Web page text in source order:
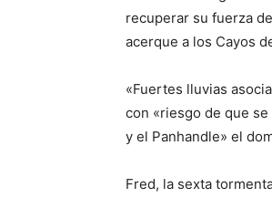
recuperar su fuerza
acerque a los Cayos
«Fuertes lluvias
con «riesgo de que
y el Panhandle» el
Fred, la sexta